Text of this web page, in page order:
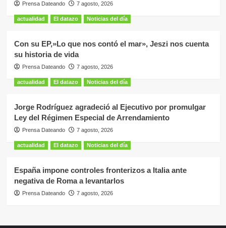
Prensa Dateando 7 agosto, 2026
actualidad El datazo Noticias del día
Con su EP,»Lo que nos contó el mar», Jeszi nos cuenta
su historia de vida
Prensa Dateando 7 agosto, 2026
actualidad El datazo Noticias del día
Jorge Rodríguez agradeció al Ejecutivo por promulgar
Ley del Régimen Especial de Arrendamiento
Prensa Dateando 7 agosto, 2026
actualidad El datazo Noticias del día
España impone controles fronterizos a Italia ante
negativa de Roma a levantarlos
Prensa Dateando 7 agosto, 2026